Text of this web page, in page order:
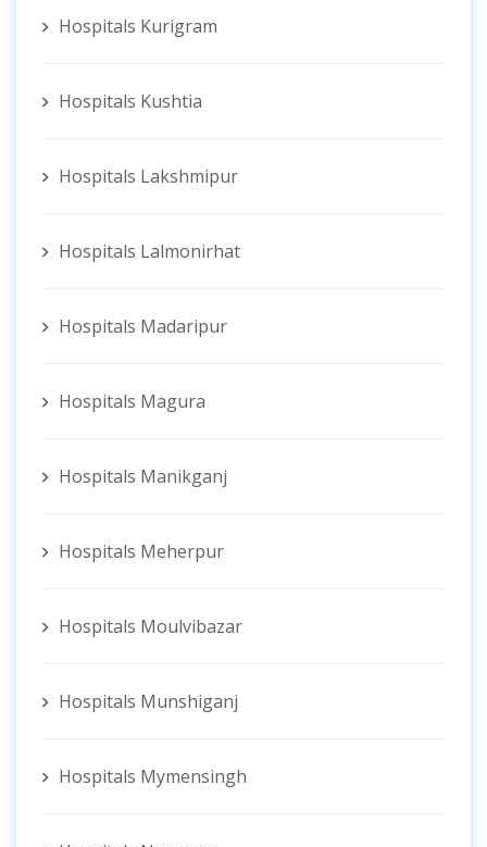
Hospitals Kurigram
Hospitals Kushtia
Hospitals Lakshmipur
Hospitals Lalmonirhat
Hospitals Madaripur
Hospitals Magura
Hospitals Manikganj
Hospitals Meherpur
Hospitals Moulvibazar
Hospitals Munshiganj
Hospitals Mymensingh